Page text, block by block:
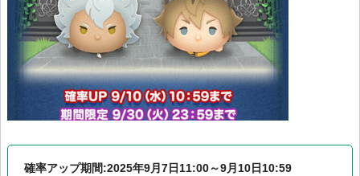
確率アップ期間:2025年9月7日11:00～9月10日10:59